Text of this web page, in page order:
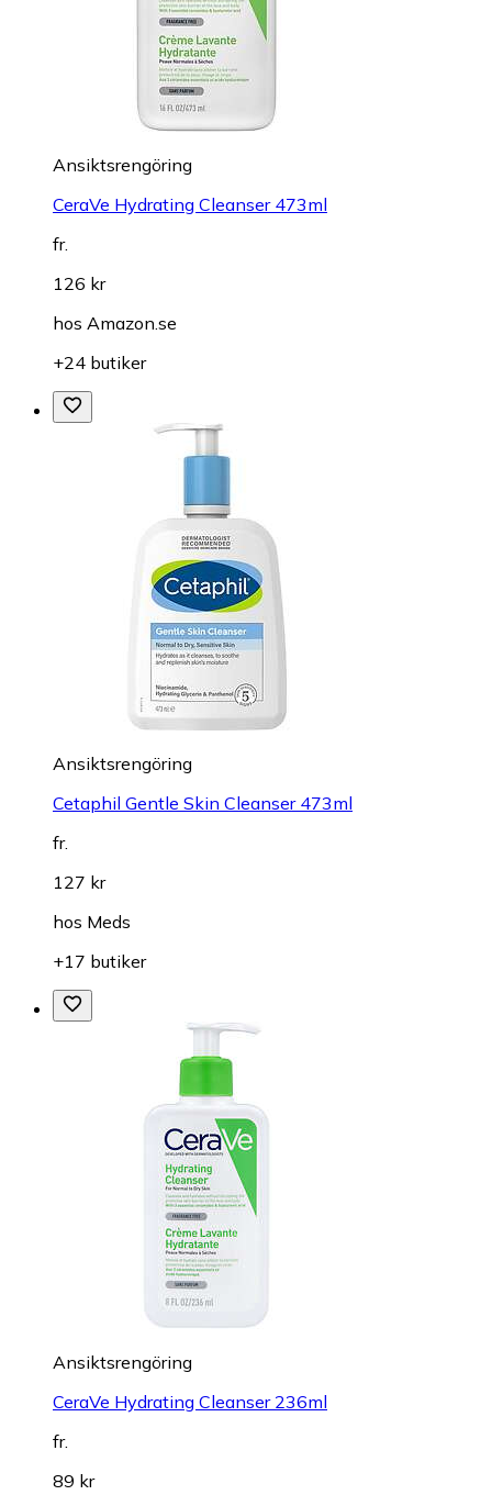
Ansiktsrengöring
CeraVe Hydrating Cleanser 473ml
fr.
126 kr
hos Amazon.se
+24 butiker
Ansiktsrengöring
Cetaphil Gentle Skin Cleanser 473ml
fr.
127 kr
hos Meds
+17 butiker
Ansiktsrengöring
CeraVe Hydrating Cleanser 236ml
fr.
89 kr